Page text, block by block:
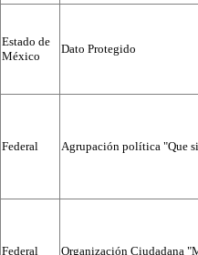
Estado de
México
Dato Protegido
Federal Agrupación política "Que
Federal Organización Ciudadana